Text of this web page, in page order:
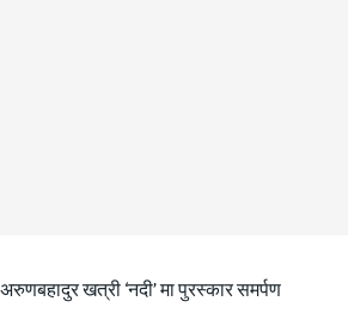
खत्री ‘नदी’ मा पुरस्कार समर्पण